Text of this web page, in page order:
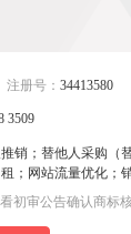
注册号： 34413580
3509
销；替他人采购（
；网站流量优化；
初审公告确认商标